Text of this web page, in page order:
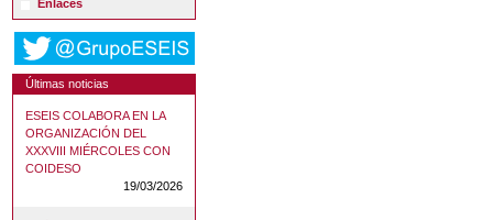
Enlaces
Últimas noticias
ESEIS COLABORA EN LA
ORGANIZACIÓN DEL
XXXVIII MIÉRCOLES CON
COIDESO
19/03/2026